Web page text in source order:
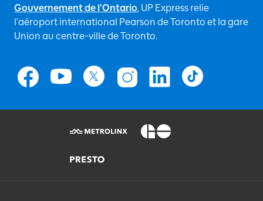
Gouvernement de l'Ontario, UP Express relie
l'aéroport international Pearson de Toronto et la gare
Union au centre-ville de Toronto.